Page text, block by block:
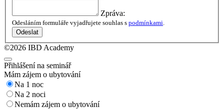
Zpráva:
Odesláním formuláře vyjadřujete souhlas s podmínkami
Odeslat
©2026 IBD Academy
Přihlášení na seminář
Mám zájem o ubytování
Na 1 noc
Na 2 noci
Nemám zájem o ubytování